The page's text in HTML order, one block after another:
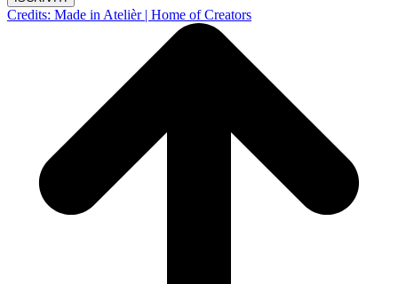
Credits: Made in Atelièr | Home of Creators